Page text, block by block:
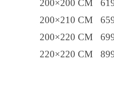
200×200 CM
200×210 CM
200×220 CM
220×220 CM